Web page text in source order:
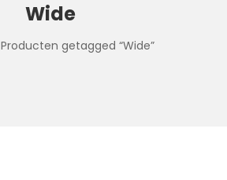
Wide
Producten getagged “Wide”